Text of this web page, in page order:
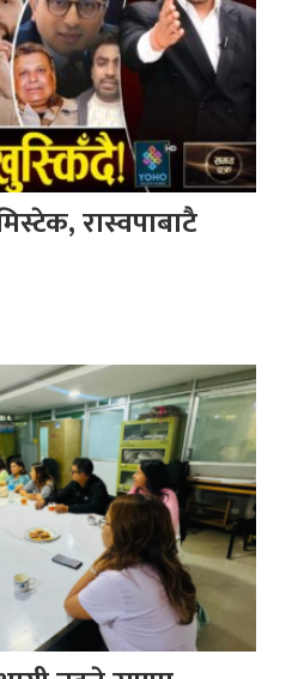
रास्वपाबाटै